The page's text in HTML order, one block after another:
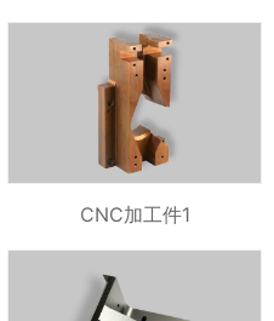
CNC加工件1